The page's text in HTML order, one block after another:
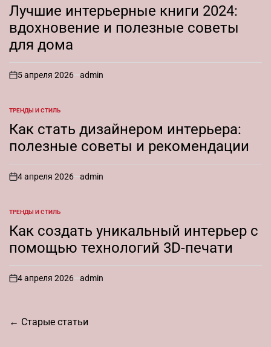
В
Лучшие интерьерные книги 2024:
вдохновение и полезные советы
для дома
on
5 апреля 2026 admin
ОПУБЛИКОВАНО
В
ТРЕНДЫ И СТИЛЬ
Как стать дизайнером интерьера:
полезные советы и рекомендации
on
4 апреля 2026 admin
ОПУБЛИКОВАНО
В
ТРЕНДЫ И СТИЛЬ
Как создать уникальный интерьер с
помощью технологий 3D-печати
on
4 апреля 2026 admin
Навигация
← Старые статьи